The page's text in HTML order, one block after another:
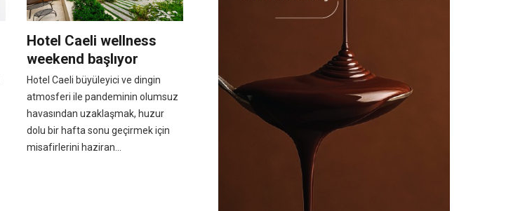
Hotel Caeli wellness
weekend başlıyor
Hotel Caeli büyüleyici ve dingin
atmosferi ile pandeminin olumsuz
havasından uzaklaşmak, huzur
dolu bir hafta sonu geçirmek için
misafirlerini haziran...